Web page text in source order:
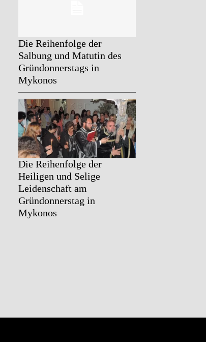
Thomassonntag auf
Von den Sternentypen bis
Mysterium des „Achten
Die Theologie der
und ihr
Die Reihenfolge der
Salbung und Matutin des
Gründonnerstags in
Mykonos
Die Reihenfolge der
Heiligen und Selige
Leidenschaft am
Gründonnerstag in
Mykonos